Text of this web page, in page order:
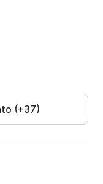
(+37)